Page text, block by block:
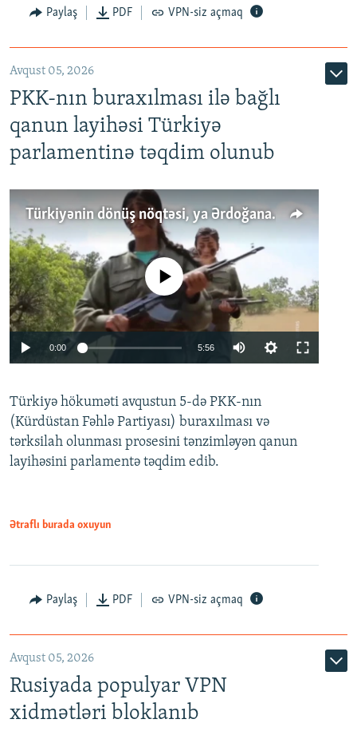
Paylaş PDF VPN-siz açmaq
Avqust 05, 2026
PKK-nın buraxılması ilə bağlı
qanun layihəsi Türkiyə
parlamentinə təqdim olunub
Türkiyənin dönüş nöqtəsi, ya Ərdoğana üçüncü şans: PKK ilə qəfil barışıq nə deməkdir?
Auto 240p 360p 480p
720p 1080p
No media source currently available
0:00 5:56
360p
480p
Türkiyə hökuməti avqustun 5-də PKK-nın
(Kürdüstan Fəhlə Partiyası) buraxılması və
tərksilah olunması prosesini tənzimləyən qanun
layihəsini parlamentə təqdim edib.
Ətraflı burada oxuyun
Paylaş PDF VPN-siz açmaq
Avqust 05, 2026
Rusiyada populyar VPN
xidmətləri bloklanıb